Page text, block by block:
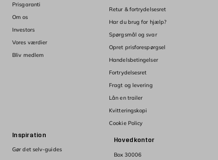
Hovedkontor
Box 30006
Prisgaranti
Om os
Investors
Vores værdier
Bliv medlem
Retur & fortrydelsesret
Har du brug for hjælp?
Spørgsmål og svar
Opret prisforespørgsel
Handelsbetingelser
Fortrydelsesret
Fragt og levering
Lån en trailer
Kvitteringskopi
Cookie Policy
Inspiration
Gør det selv-guides